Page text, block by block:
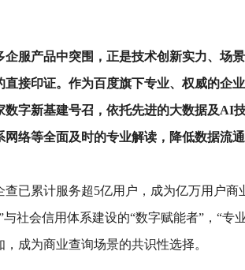
企服产品中突围，正是技术创新实力、场
直接印证。作为百度旗下专业、权威的企
数字新基建号召，依托先进的大数据及AI
网络等全面及时的专业解读，降低数据流
查已累计服务超5亿用户，成为亿万用户商
与社会信用体系建设的“数字赋能者”，“专
成为商业查询场景的共识性选择。